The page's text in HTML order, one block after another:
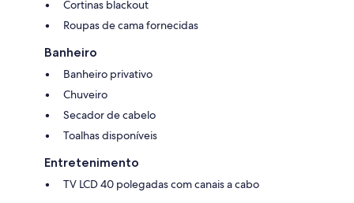
Cortinas blackout
Roupas de cama fornecidas
Banheiro
Banheiro privativo
Chuveiro
Secador de cabelo
Toalhas disponíveis
Entretenimento
TV LCD 40 polegadas com canais a cabo